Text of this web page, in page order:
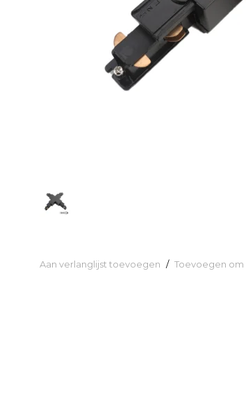
Aan verlanglijst toevoegen / Toevoegen